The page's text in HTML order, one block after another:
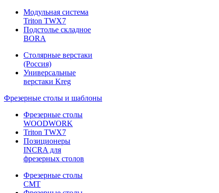
Модульная система
Triton TWX7
Подстолье складное
BORA
Столярные верстаки
(Россия)
Универсальные
верстаки Kreg
Фрезерные столы и шаблоны
Фрезерные столы
WOODWORK
Triton TWX7
Позиционеры
INCRA для
фрезерных столов
Фрезерные столы
CMT